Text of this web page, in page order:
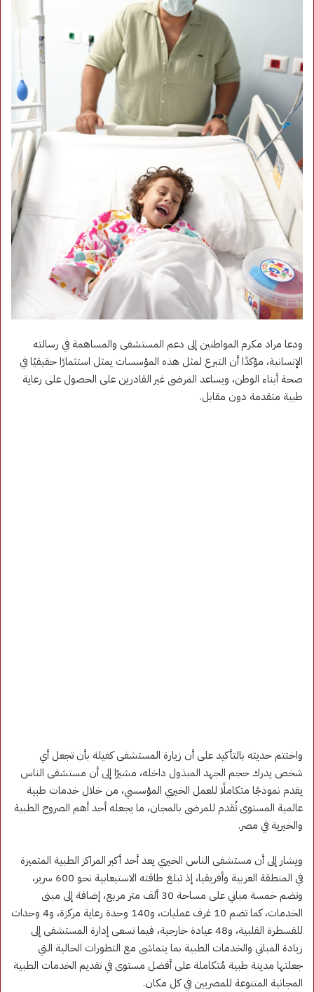
ودعا مراد مكرم المواطنين إلى دعم المستشفى والمساهمة في رسالته
الإنسانية، مؤكدًا أن التبرع لمثل هذه المؤسسات يمثل استثمارًا حقيقيًا في
صحة أبناء الوطن، ويساعد المرضى غير القادرين على الحصول على رعاية
طبية متقدمة دون مقابل.
واختتم حديثه بالتأكيد على أن زيارة المستشفى كفيلة بأن تجعل أي
شخص يدرك حجم الجهد المبذول داخله، مشيرًا إلى أن مستشفى الناس
يقدم نموذجًا متكاملًا للعمل الخيري المؤسسي، من خلال خدمات طبية
عالمية المستوى تُقدم للمرضى بالمجان، ما يجعله أحد أهم الصروح الطبية
والخيرية في مصر.
ويشار إلى أن مستشفى الناس الخيري يعد أحد أكبر المراكز الطبية المتميزة
في المنطقة العربية وأفريقيا، إذ تبلغ طاقته الاستيعابية نحو 600 سرير،
وتضم خمسة مباني على مساحة 30 ألف متر مربع، إضافة إلى مبنى
الخدمات، كما تضم 10 غرف عمليات، و140 وحدة رعاية مركزة، و4 وحدات
للقسطرة القلبية، و48 عيادة خارجية، فيما تسعى إدارة المستشفى إلى
زيادة المباني والخدمات الطبية بما يتماشى مع التطورات الحالية التي
جعلتها مدينة طبية مُتكاملة على أفضل مستوى في تقديم الخدمات الطبية
المجانية المتنوعة للمصريين في كل مكان.